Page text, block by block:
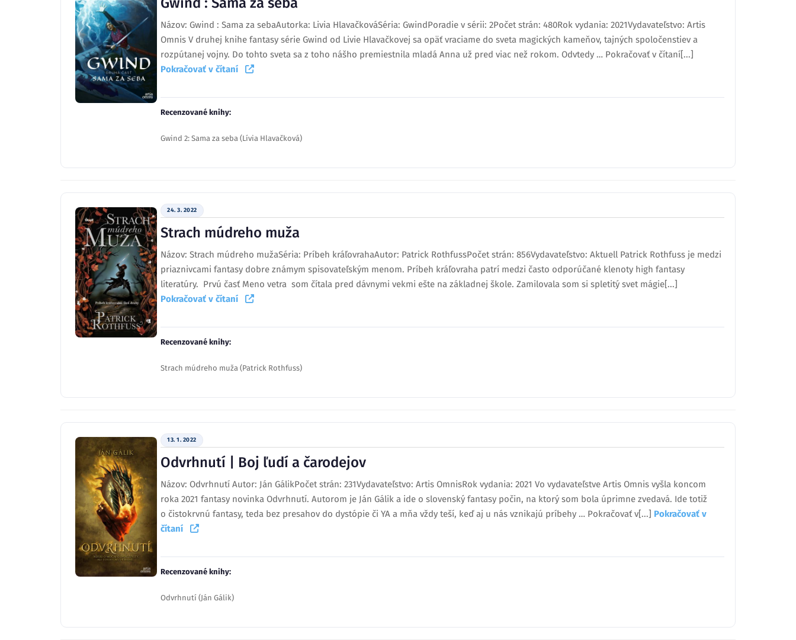
Názov: Gwind : Sama za sebaAutorka: Livia HlavačkováSéria: GwindPoradie v sérii: 2Počet strán: 480Rok vydania: 2021Vydavateľstvo: Artis
Omnis V druhej knihe fantasy série Gwind od Livie Hlavačkovej sa opäť vraciame do sveta magických kameňov, tajných spoločenstiev a
rozpútanej vojny. Do tohto sveta sa z toho nášho premiestnila mladá Anna už pred viac než rokom. Odvtedy … Pokračovať v čítaní[...]
Pokračovať v čítaní
Recenzované knihy:
Gwind 2: Sama za seba (Lívia Hlavačková)
24. 3. 2022
Strach múdreho muža
Názov: Strach múdreho mužaSéria: Príbeh kráľovrahaAutor: Patrick RothfussPočet strán: 856Vydavateľstvo: Aktuell Patrick Rothfuss je medzi
priaznivcami fantasy dobre známym spisovateľským menom. Príbeh kráľovraha patrí medzi často odporúčané klenoty high fantasy
literatúry. Prvú časť Meno vetra som čítala pred dávnymi vekmi ešte na základnej škole. Zamilovala som si spletitý svet mágie[...]
Pokračovať v čítaní
Recenzované knihy:
Strach múdreho muža (Patrick Rothfuss)
13. 1. 2022
Odvrhnutí | Boj ľudí a čarodejov
Názov: Odvrhnutí Autor: Ján GálikPočet strán: 231Vydavateľstvo: Artis OmnisRok vydania: 2021 Vo vydavateľstve Artis Omnis vyšla koncom
roka 2021 fantasy novinka Odvrhnutí. Autorom je Ján Gálik a ide o slovenský fantasy počin, na ktorý som bola úprimne zvedavá. Ide totiž
o čistokrvnú fantasy, teda bez presahov do dystópie či YA a mňa vždy teší, keď aj u nás vznikajú príbehy … Pokračovať v[...] Pokračovať v
čítaní
Recenzované knihy:
Odvrhnutí (Ján Gálik)